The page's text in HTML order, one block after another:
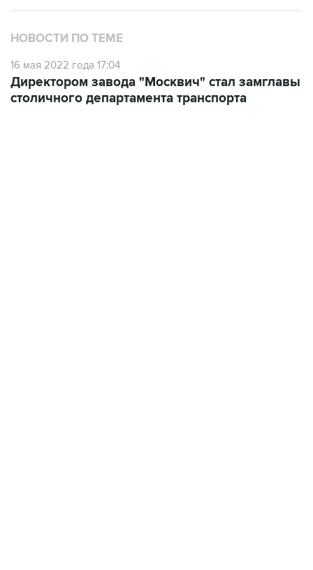
НОВОСТИ ПО ТЕМЕ
16 мая 2022 года 17:04
Директором завода "Москвич" стал замглавы
столичного департамента транспорта